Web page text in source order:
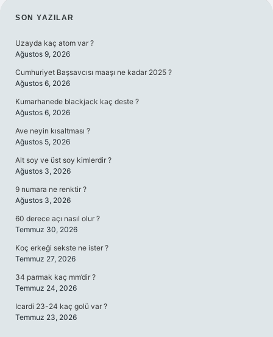
SIDEBAR
SON YAZILAR
Uzayda kaç atom var ?
Ağustos 9, 2026
Cumhuriyet Başsavcısı maaşı ne kadar 2025 ?
Ağustos 6, 2026
Kumarhanede blackjack kaç deste ?
Ağustos 6, 2026
Ave neyin kısaltması ?
Ağustos 5, 2026
Alt soy ve üst soy kimlerdir ?
Ağustos 3, 2026
9 numara ne renktir ?
Ağustos 3, 2026
60 derece açı nasıl olur ?
Temmuz 30, 2026
Koç erkeği sekste ne ister ?
Temmuz 27, 2026
34 parmak kaç mm’dir ?
Temmuz 24, 2026
Icardi 23-24 kaç golü var ?
Temmuz 23, 2026